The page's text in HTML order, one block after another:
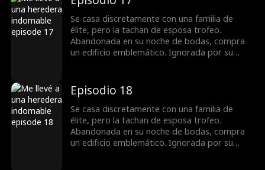
revelarse secretos, todos ven que no es una
cazafortunas, sino una reina que busca
venganza.
Se casa discretamente con una familia de
élite, pero la tachan de esposa trofeo.
Abandonada en su noche de bodas, compra
un edificio emblemático. Ignorada por su
domina la junta y la pista de carreras. Al
revelarse secretos, todos ven que no es una
cazafortunas, sino una reina que busca
venganza.
Episodio 18
Se casa discretamente con una familia de
élite, pero la tachan de esposa trofeo.
Abandonada en su noche de bodas, compra
un edificio emblemático. Ignorada por su